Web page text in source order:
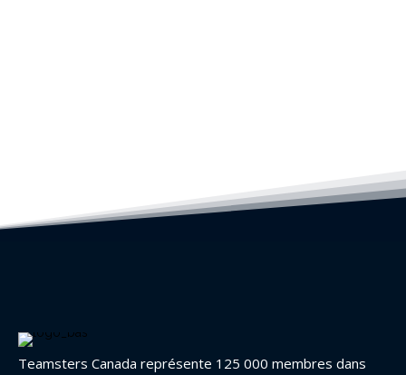
Teamsters Canada représente 125 000 membres dans